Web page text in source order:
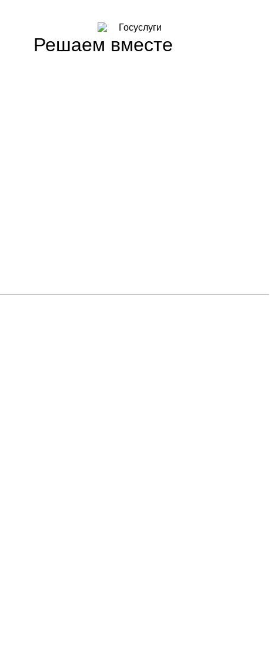
Решаем вместе